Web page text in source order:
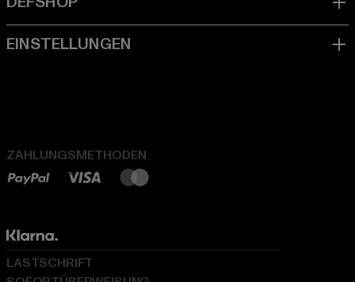
ZAHLUNGSMETHODEN
LASTSCHRIFT